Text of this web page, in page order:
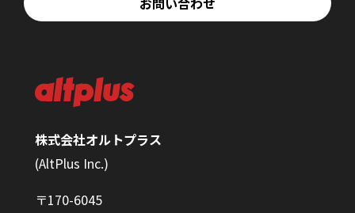
株式会社オルトプラス
(AltPlus Inc.)
〒170-6045